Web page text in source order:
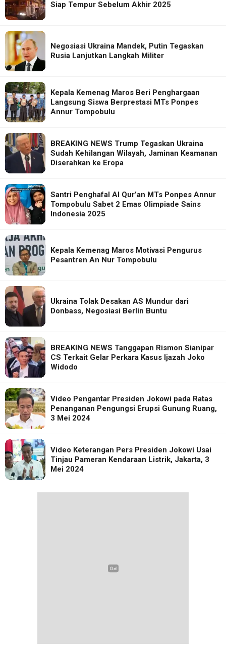
Siap Tempur Sebelum Akhir 2025
Negosiasi Ukraina Mandek, Putin Tegaskan
Rusia Lanjutkan Langkah Militer
Kepala Kemenag Maros Beri Penghargaan
Langsung Siswa Berprestasi MTs Ponpes
Annur Tompobulu
BREAKING NEWS Trump Tegaskan Ukraina
Sudah Kehilangan Wilayah, Jaminan Keamanan
Diserahkan ke Eropa
Santri Penghafal Al Qur’an MTs Ponpes Annur
Tompobulu Sabet 2 Emas Olimpiade Sains
Indonesia 2025
Kepala Kemenag Maros Motivasi Pengurus
Pesantren An Nur Tompobulu
Ukraina Tolak Desakan AS Mundur dari
Donbass, Negosiasi Berlin Buntu
BREAKING NEWS Tanggapan Rismon Sianipar
CS Terkait Gelar Perkara Kasus Ijazah Joko
Widodo
Video Pengantar Presiden Jokowi pada Ratas
Penanganan Pengungsi Erupsi Gunung Ruang,
3 Mei 2024
Video Keterangan Pers Presiden Jokowi Usai
Tinjau Pameran Kendaraan Listrik, Jakarta, 3
Mei 2024